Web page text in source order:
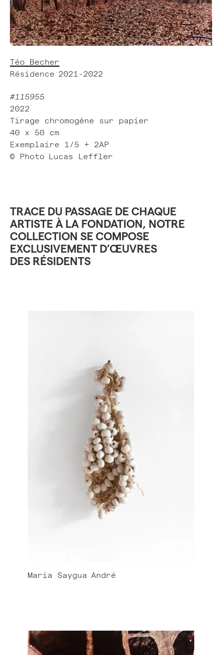
Téo Becher
Résidence 2021-2022
#115955
2022
Tirage chromogène sur papier
40 x 50 cm
Exemplaire 1/5 + 2AP
© Photo Lucas Leffler
TRACE DU PASSAGE DE CHAQUE
ARTISTE À LA FONDATION, NOTRE
COLLECTION SE COMPOSE
EXCLUSIVEMENT D’ŒUVRES
DES RÉSIDENTS
Maria Saygua André